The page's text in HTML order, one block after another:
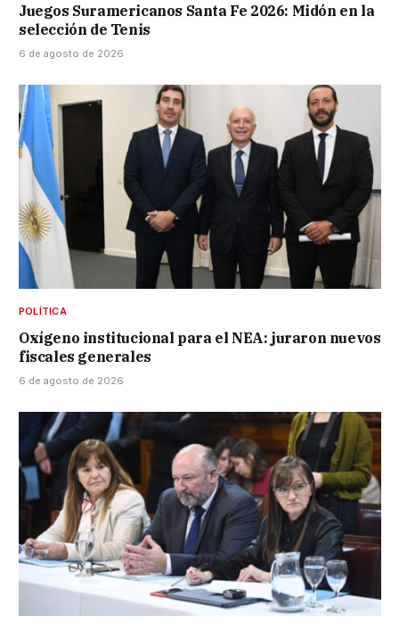
Juegos Suramericanos Santa Fe 2026: Midón en la
selección de Tenis
6 de agosto de 2026
POLÍTICA
Oxígeno institucional para el NEA: juraron nuevos
fiscales generales
6 de agosto de 2026